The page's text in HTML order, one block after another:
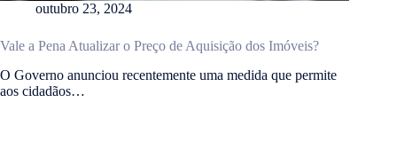
outubro 23, 2024
Vale a Pena Atualizar o Preço de Aquisição dos Imóveis?
O Governo anunciou recentemente uma medida que permite
aos cidadãos…